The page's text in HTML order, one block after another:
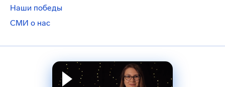
Наши победы
СМИ о нас